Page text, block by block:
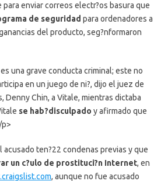
enviar correos electr?os basura que
de seguridad para ordenadores a
del producto, seg?nformaron
una grave conducta criminal; este no
en un juego de ni?, dijo el juez de
Denny Chin, a Vitale, mientras dictaba
se hab?disculpado y afirmado que
p>
ten?22 condenas previas y que
un c?ulo de prostituci?n Internet, en
, aunque no fue acusado